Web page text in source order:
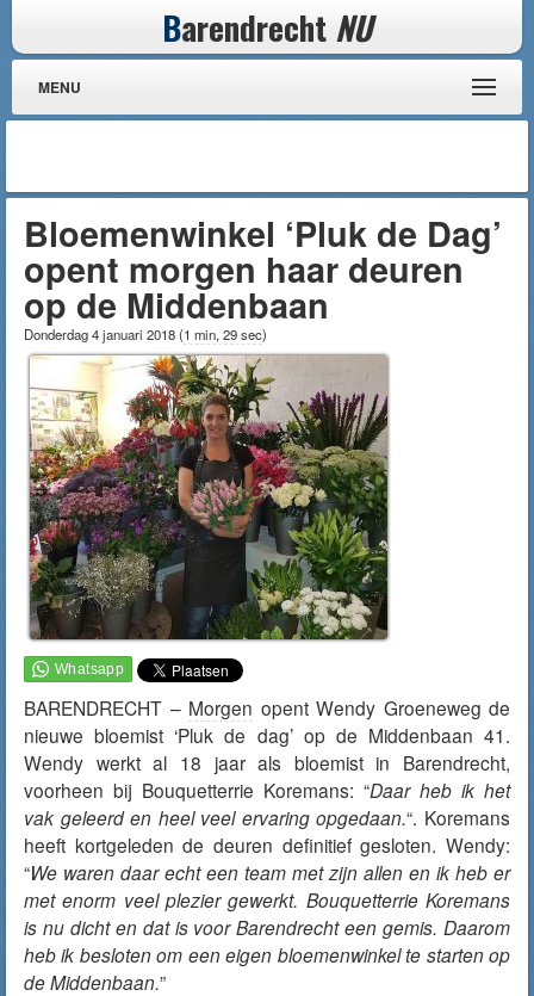
Barendrecht NU
MENU
Bloemenwinkel ‘Pluk de Dag’
opent morgen haar deuren
op de Middenbaan
Donderdag 4 januari 2018(1 min, 29 sec)
BARENDRECHT – Morgen opent Wendy Groeneweg de
nieuwe bloemist ‘Pluk de dag’ op de Middenbaan 41.
Wendy werkt al 18 jaar als bloemist in Barendrecht,
voorheen bij Bouquetterrie Koremans: “Daar heb ik het
vak geleerd en heel veel ervaring opgedaan.“. Koremans
heeft kortgeleden de deuren definitief gesloten. Wendy:
“We waren daar echt een team met zijn allen en ik heb er
met enorm veel plezier gewerkt. Bouquetterrie Koremans
is nu dicht en dat is voor Barendrecht een gemis. Daarom
heb ik besloten om een eigen bloemenwinkel te starten op
de Middenbaan.”